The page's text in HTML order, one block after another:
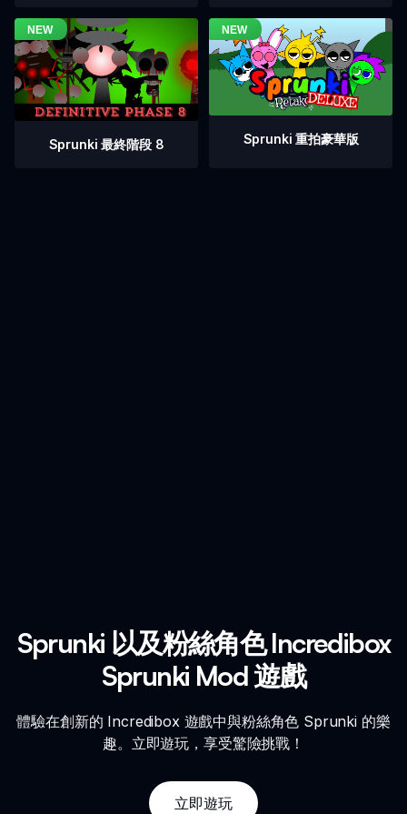
Sprunki 最終階段 8 Sprunki 重拍豪華版
Sprunki 以及粉絲角色 Incredibox
Sprunki Mod 遊戲
體驗在創新的 Incredibox 遊戲中與粉絲角色 Sprunki 的樂
趣。立即遊玩，享受驚險挑戰！
立即遊玩